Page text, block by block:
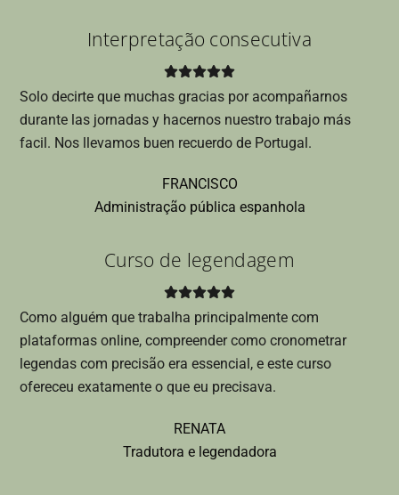
Interpretação consecutiva
Solo decirte que muchas gracias por acompañarnos
durante las jornadas y hacernos nuestro trabajo más
facil. Nos llevamos buen recuerdo de Portugal.
FRANCISCO
Administração pública espanhola
Curso de legendagem
Como alguém que trabalha principalmente com
plataformas online, compreender como cronometrar
legendas com precisão era essencial, e este curso
ofereceu exatamente o que eu precisava.
RENATA
Tradutora e legendadora